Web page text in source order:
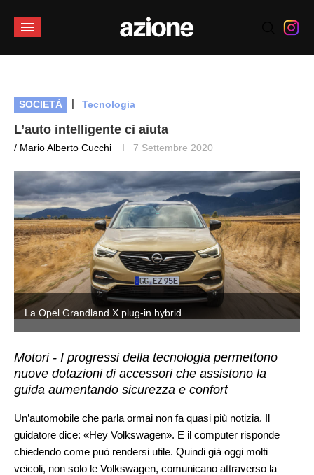
SOCIETÀ | Tecnologia
L’auto intelligente ci aiuta
/ Mario Alberto Cucchi 7 Settembre 2020
La Opel Grandland X plug-in hybrid
Motori - I progressi della tecnologia permettono
nuove dotazioni di accessori che assistono la
guida aumentando sicurezza e confort
Un’automobile che parla ormai non fa quasi più notizia. Il
guidatore dice: «Hey Volkswagen». E il computer risponde
chiedendo come può rendersi utile. Quindi già oggi molti
veicoli, non solo le Volkswagen, comunicano attraverso la